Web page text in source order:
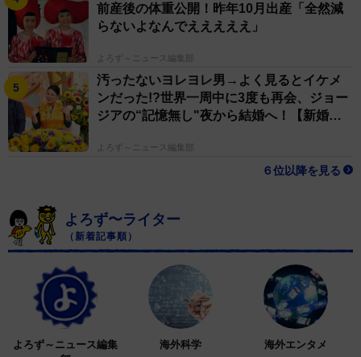
前産後の体重公開！昨年10月出産「全然減
らないよなんでえええええ」
よろず～ニュース編集部
汚ったないヨレヨレ男→よく見るとイケメ
ンだった!?世界一周中に3度も再会、ジョー
ジアの“記憶無し"夜から結婚へ！【新婚さ
よろず～ニュース編集部
６位以降を見る
よろず〜ライター
（新着記事順）
よろず～ニュース編集
海外科学 海外エンタメ